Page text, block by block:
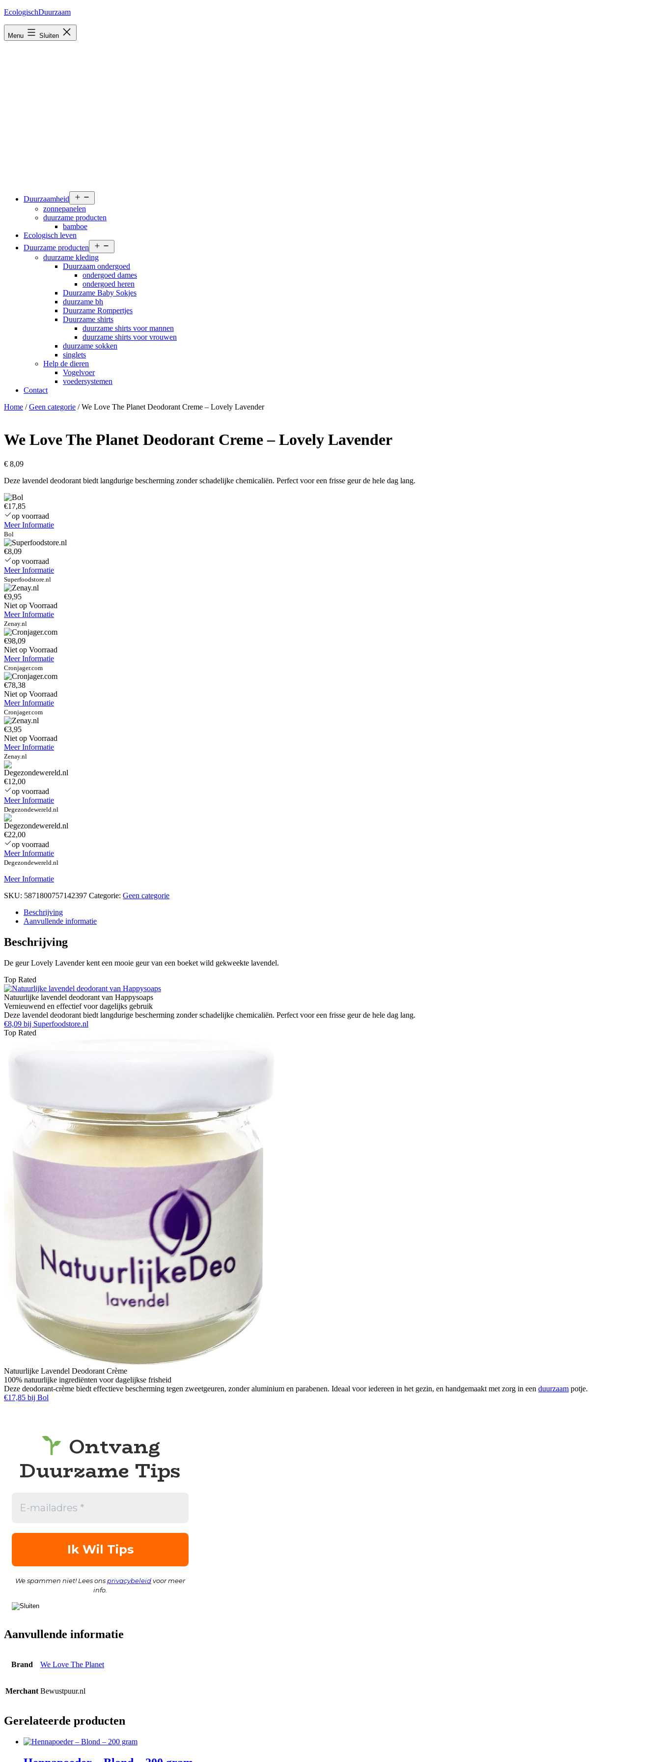
Ga
inhoud
EcologischDuurzaam
Menu Sluiten
Duurzaamheid
menu
zonnepanelen
duurzame producten
bamboe
Ecologisch leven
Duurzame producten
menu
duurzame kleding
Duurzaam ondergoed
ondergoed dames
ondergoed heren
Duurzame Baby Sokjes
duurzame bh
Duurzame Rompertjes
Duurzame shirts
duurzame shirts voor mannen
duurzame shirts voor vrouwen
duurzame sokken
singlets
Help de dieren
Vogelvoer
voedersystemen
Contact
Home /Geen categorie / We Love The Planet Deodorant Creme – Lovely Lavender
We Love The Planet Deodorant Creme – Lovely Lavender
€ 8,09
Deze lavendel deodorant biedt langdurige bescherming zonder schadelijke chemicaliën. Perfect voor een frisse geur de hele dag lang.
€17,85
op voorraad
Meer Informatie
Bol
€8,09
op voorraad
Meer Informatie
Superfoodstore.nl
€9,95
Niet op Voorraad
Meer Informatie
Zenay.nl
€98,09
Niet op Voorraad
Meer Informatie
Cronjager.com
€78,38
Niet op Voorraad
Meer Informatie
Cronjager.com
€3,95
Niet op Voorraad
Meer Informatie
Zenay.nl
€12,00
op voorraad
Meer Informatie
Degezondewereld.nl
€22,00
op voorraad
Meer Informatie
Degezondewereld.nl
Meer Informatie
SKU: 5871800757142397 Categorie: Geen categorie
Beschrijving
Aanvullende informatie
Beschrijving
De geur Lovely Lavender kent een mooie geur van een boeket wild gekweekte lavendel.
Top Rated
Natuurlijke lavendel deodorant van Happysoaps
Vernieuwend en effectief voor dagelijks gebruik
Deze lavendel deodorant biedt langdurige bescherming zonder schadelijke chemicaliën. Perfect voor een frisse geur de hele dag lang.
€8,09 bij Superfoodstore.nl
Top Rated
Natuurlijke Lavendel Deodorant Crème
100% natuurlijke ingrediënten voor dagelijkse frisheid
Deze deodorant-crème biedt effectieve bescherming tegen zweetgeuren, zonder aluminium en parabenen. Ideaal voor iedereen in het gezin, en handgemaakt met zorg in een duurzaam potje.
€17,85 bij Bol
Ontvang
Duurzame Tips
We spammen niet! Lees ons privacybeleidvoor meer
info.
Aanvullende informatie
Brand We Love The Planet
Merchant Bewustpuur.nl
Gerelateerde producten